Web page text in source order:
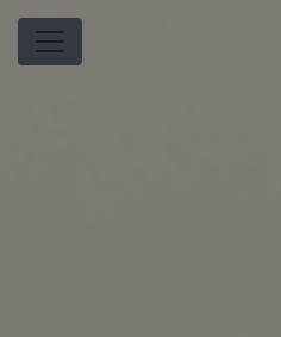
Panneau de gestion des cookies